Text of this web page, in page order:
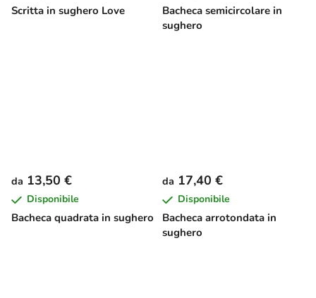
Scritta in sughero Love
Bacheca semicircolare in
sughero
Bacheca quadrata in sughero
da 13,50 €
Disponibile
Bacheca arrotondata in
sughero
da 17,40 €
Disponibile